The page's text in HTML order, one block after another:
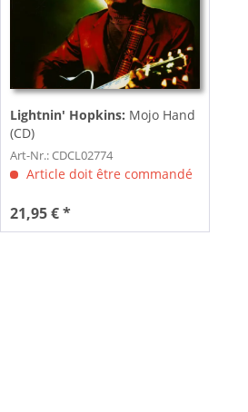
Lightnin' Hopkins: Mojo Hand
(CD)
Art-Nr.: CDCL02774
Article doit être commandé
21,95 € *